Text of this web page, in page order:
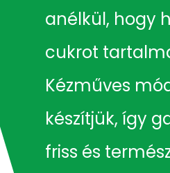
anélkül, hogy
cukrot
Kézműves
készítjük, így
friss és